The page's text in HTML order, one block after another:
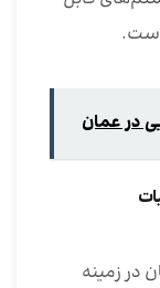
است.
در عمان
در زمینه